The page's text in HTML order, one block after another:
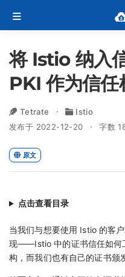
将 Istio 纳入
PKI 作为信任
Tetrate
Istio
发布于 2022-12-20
字数
原文
点击查看目录
当我们与想要使用 Istio 的客
现——Istio 中的证书信任如何
构，而我们也有自己的证书颁